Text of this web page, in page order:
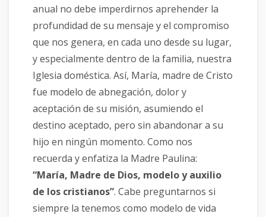
anual no debe imperdirnos aprehender la
profundidad de su mensaje y el compromiso
que nos genera, en cada uno desde su lugar,
y especialmente dentro de la familia, nuestra
Iglesia doméstica. Así, María, madre de Cristo
fue modelo de abnegación, dolor y
aceptación de su misión, asumiendo el
destino aceptado, pero sin abandonar a su
hijo en ningún momento. Como nos
recuerda y enfatiza la Madre Paulina:
“María, Madre de Dios, modelo y auxilio
de los cristianos”. Cabe preguntarnos si
siempre la tenemos como modelo de vida